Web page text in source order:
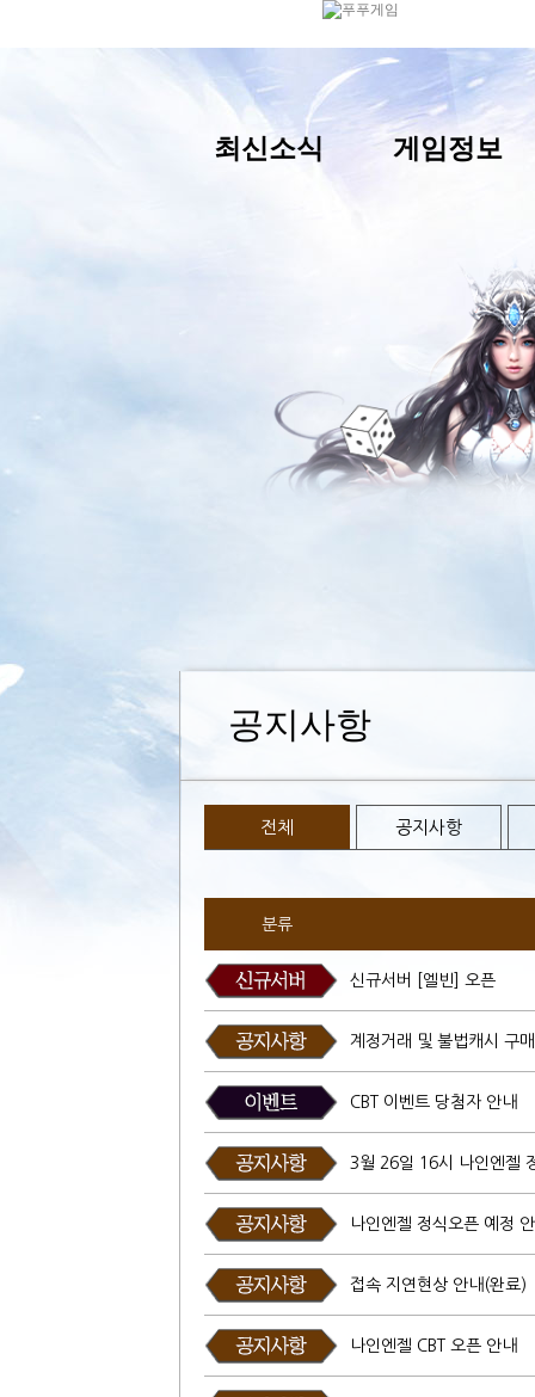
최신소식 게임정보
공지사항
전체 공지사항
분류
신규서버 [엘빈] 오픈
계정거래 및 불법캐시 구
CBT 이벤트 당첨자 안내
3월 26일 16시 나인엔젤
나인엔젤 정식오픈 예정
접속 지연현상 안내(완료)
나인엔젤 CBT 오픈 안내